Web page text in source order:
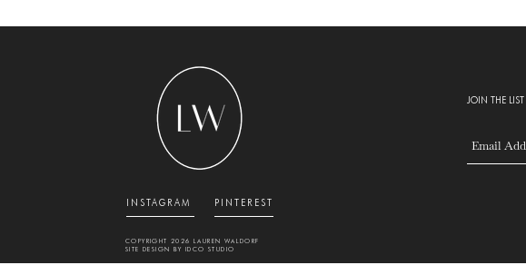
INSTAGRAM PINTEREST
COPYRIGHT 2026 LAUREN WALDORF
SITE DESIGN BYIDCO STUDIO
JOIN THE LIST